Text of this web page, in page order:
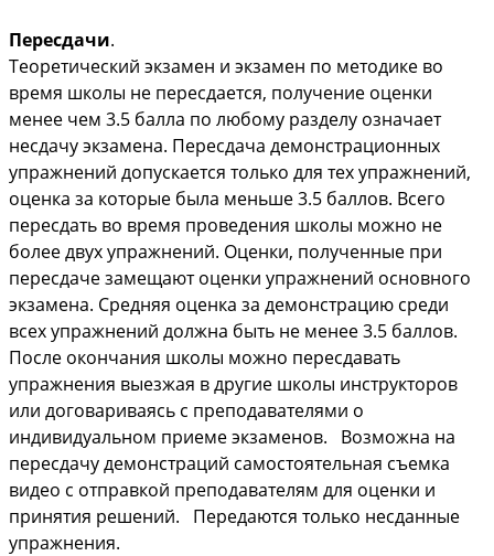
Пересдачи.
Теоретический экзамен и экзамен по методике во
время школы не пересдается, получение оценки
менее чем 3.5 балла по любому разделу означает
несдачу экзамена. Пересдача демонстрационных
упражнений допускается только для тех упражнений,
оценка за которые была меньше 3.5 баллов. Всего
пересдать во время проведения школы можно не
более двух упражнений. Оценки, полученные при
пересдаче замещают оценки упражнений основного
экзамена. Средняя оценка за демонстрацию среди
всех упражнений должна быть не менее 3.5 баллов.
После окончания школы можно пересдавать
упражнения выезжая в другие школы инструкторов
или договариваясь с преподавателями о
индивидуальном приеме экзаменов. Возможна на
пересдачу демонстраций самостоятельная съемка
видео с отправкой преподавателям для оценки и
принятия решений. Передаются только несданные
упражнения.